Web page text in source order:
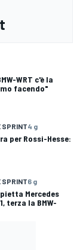
WRT c'è la
facendo"
SPRINT4 g
per Rossi-Hesse:
SPRINT6 g
Mercedes
terza la BMW-